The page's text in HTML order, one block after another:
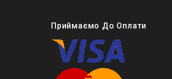
Приймаємо До Оплати